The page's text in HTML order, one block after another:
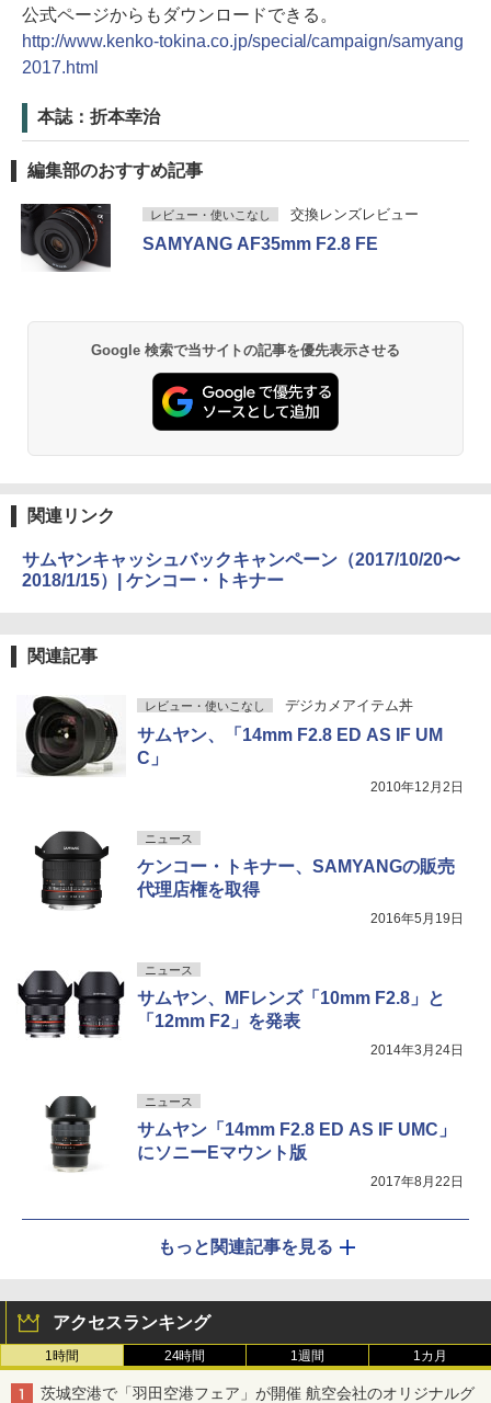
公式ページからもダウンロードできる。
http://www.kenko-tokina.co.jp/special/campaign/samyang
2017.html
本誌：折本幸治
編集部のおすすめ記事
レビュー・使いこなし 交換レンズレビュー
SAMYANG AF35mm F2.8 FE
Google 検索で当サイトの記事を優先表示させる
関連リンク
サムヤンキャッシュバックキャンペーン（2017/10/20〜
2018/1/15）| ケンコー・トキナー
関連記事
レビュー・使いこなし デジカメアイテム丼
サムヤン、「14mm F2.8 ED AS IF UM
C」
2010年12月2日
ニュース
ケンコー・トキナー、SAMYANGの販売
代理店権を取得
2016年5月19日
ニュース
サムヤン、MFレンズ「10mm F2.8」と
「12mm F2」を発表
2014年3月24日
ニュース
サムヤン「14mm F2.8 ED AS IF UMC」
にソニーEマウント版
2017年8月22日
もっと関連記事を見る
アクセスランキング
1時間 24時間 1週間 1カ月
茨城空港で「羽田空港フェア」が開催 航空会社のオリジナルグ